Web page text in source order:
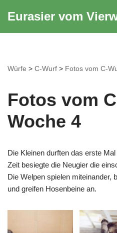
Eurasier vom
Würfe > C-Wurf > Fotos vom C-
Fotos vom
Woche 4
Die Kleinen durften das erste
Zeit besiegte die Neugier die
Die Welpen spielen miteinander,
und greifen Hosenbeine an.